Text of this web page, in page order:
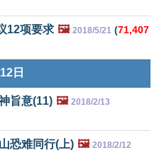
12项要求 🖼️ 2018/5/21 (71,407
日
旨意(11) 🖼️ 2018/2/13
恐难同行(上) 🖼️ 2018/2/12